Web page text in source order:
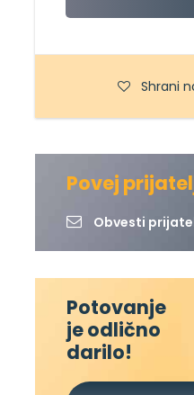
Shrani
Povej
Obvesti
Potovanje
je odlično
darilo!